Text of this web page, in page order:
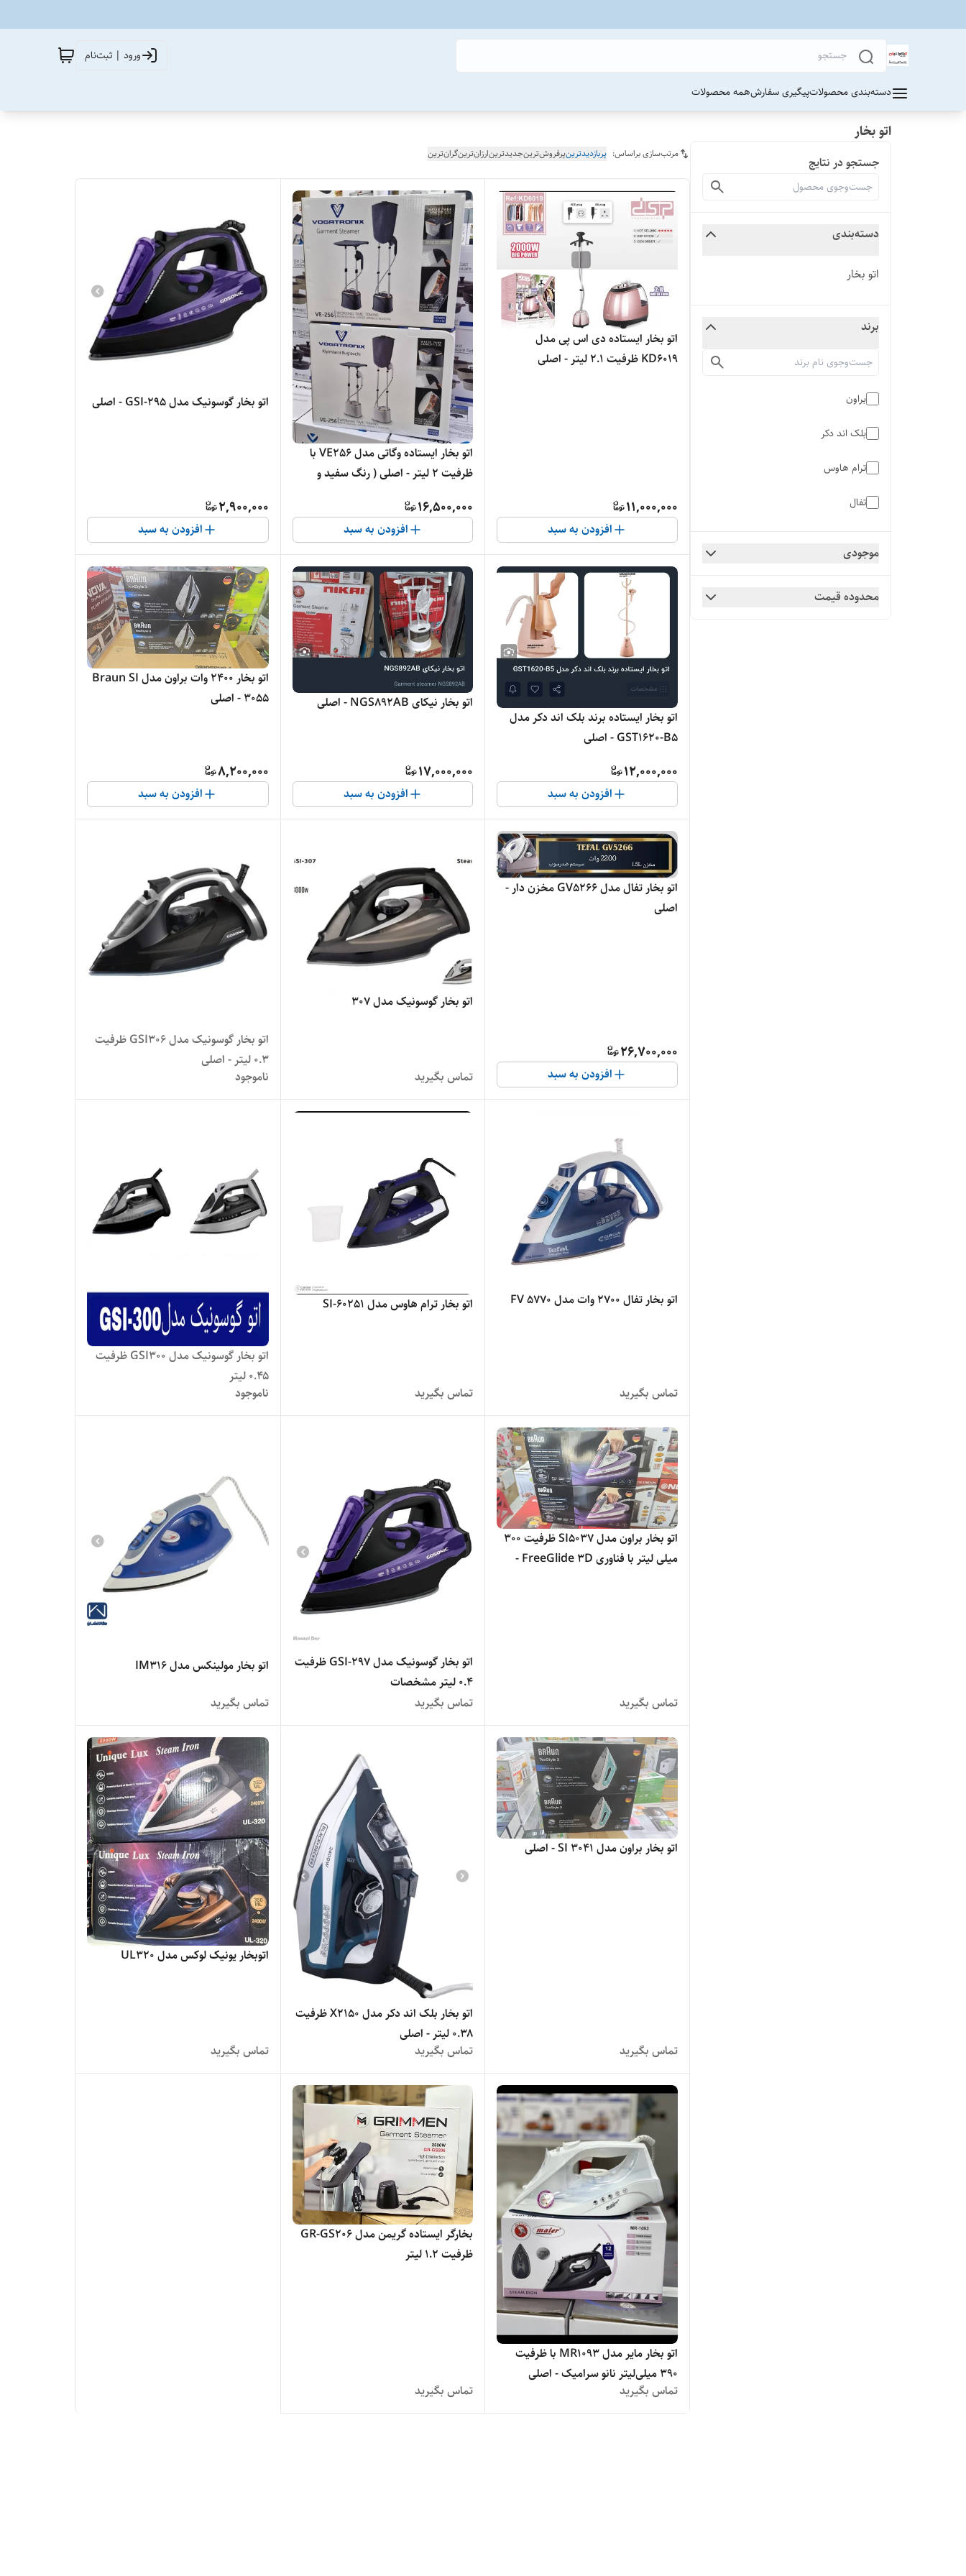
ورود | ثبت‌نام
دسته‌بندی محصولاتپیگیری سفارشهمه محصولات
اتو بخار
جستجو در نتایج
دسته‌بندی
اتو بخار
برند
براون
بلک اند دکر
ترام هاوس
تفال
گوسونیک
موجودی
محدوده قیمت
مرتب‌سازی براساس: پربازدیدترینپرفروش‌ترینجدیدترینارزان‌ترینگران‌ترین
اتو بخار ایستاده دی اس پی مدل
KD6019 ظرفیت ۲.۱ لیتر - اصلی
11,000,000
افزودن به سبد
اتو بخار ایستاده وگاتی مدل VE256 با
ظرفیت ۲ لیتر - اصلی ( رنگ سفید و
16,500,000
افزودن به سبد
اتو بخار گوسونیک مدل GSI-295 - اصلی
2,900,000
افزودن به سبد
اتو بخار ایستاده برند بلک اند دکر مدل
GST1620-B5 - اصلی
12,000,000
افزودن به سبد
اتو بخار نیکای NGS892AB - اصلی
17,000,000
افزودن به سبد
اتو بخار 2400 وات براون مدل Braun SI
3055 - اصلی
8,200,000
افزودن به سبد
اتو بخار تفال مدل GV5266 مخزن دار -
اصلی
26,700,000
افزودن به سبد
اتو بخار گوسونیک مدل 307
تماس بگیرید
اتو بخار گوسونیک مدل GSI306 ظرفیت
۰.۳ لیتر - اصلی
ناموجود
اتو بخار تفال 2700 وات مدل FV 5770
تماس بگیرید
اتو بخار ترام هاوس مدل SI-60251
تماس بگیرید
اتو بخار گوسونیک مدل GSI300 ظرفیت
۰.۴۵ لیتر
ناموجود
اتو بخار براون مدل SI5037 ظرفیت ۳۰۰
میلی لیتر با فناوری FreeGlide 3D -
تماس بگیرید
اتو بخار گوسونیک مدل GSI-297 ظرفیت
۰.۴ لیتر مشخصات
تماس بگیرید
اتو بخار مولینکس مدل IM316
تماس بگیرید
اتو بخار براون مدل SI 3041 - اصلی
تماس بگیرید
اتو بخار بلک اند دکر مدل X2150 ظرفیت
۰.۳۸ لیتر - اصلی
تماس بگیرید
اتوبخار یونیک لوکس مدل UL320
تماس بگیرید
اتو بخار مایر مدل MR1093 با ظرفیت
۳۹۰ میلی‌لیتر نانو سرامیک - اصلی
تماس بگیرید
بخارگر ایستاده گریمن مدل GR-GS206
ظرفیت ۱.۲ لیتر
تماس بگیرید